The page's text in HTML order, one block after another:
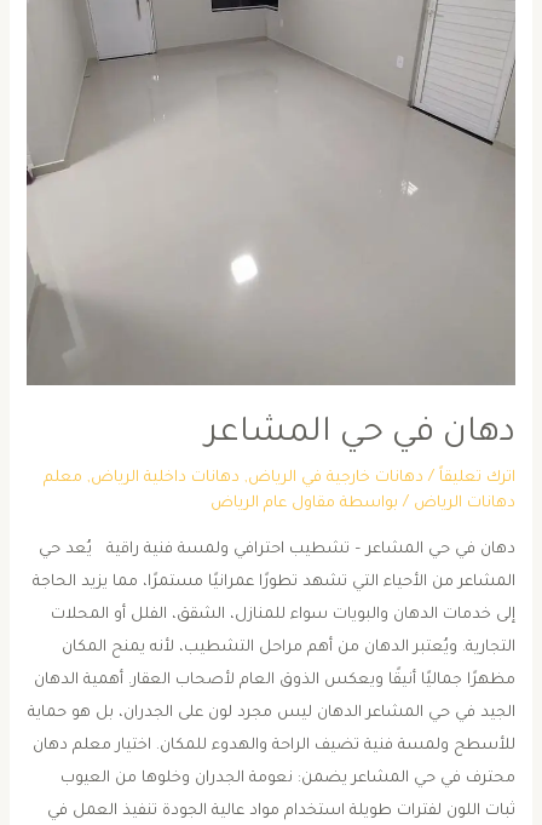
دهان في حي المشاعر
اترك تعليقاً / دهانات خارجية في الرياض, دهانات داخلية الرياض, معلم
دهانات الرياض / بواسطة مقاول عام الرياض
دهان في حي المشاعر – تشطيب احترافي ولمسة فنية راقية يُعد حي
المشاعر من الأحياء التي تشهد تطورًا عمرانيًا مستمرًا، مما يزيد الحاجة
إلى خدمات الدهان والبويات سواء للمنازل، الشقق، الفلل أو المحلات
التجارية. ويُعتبر الدهان من أهم مراحل التشطيب، لأنه يمنح المكان
مظهرًا جماليًا أنيقًا ويعكس الذوق العام لأصحاب العقار. أهمية الدهان
الجيد في حي المشاعر الدهان ليس مجرد لون على الجدران، بل هو حماية
للأسطح ولمسة فنية تضيف الراحة والهدوء للمكان. اختيار معلم دهان
محترف في حي المشاعر يضمن: نعومة الجدران وخلوها من العيوب
ثبات اللون لفترات طويلة استخدام مواد عالية الجودة تنفيذ العمل في